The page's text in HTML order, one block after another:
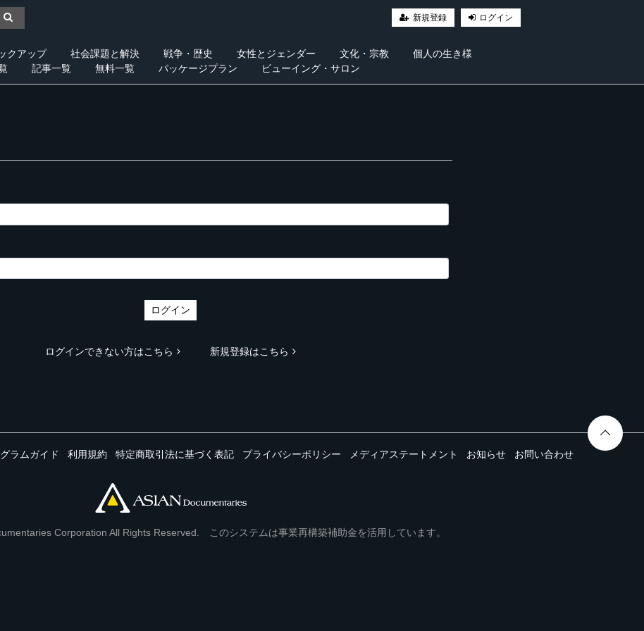
新規登録 ログイン
クアップ 社会課題と解決 戦争・歴史 女性とジェンダー 文化・宗教
個人の生き様
記事一覧 無料一覧 パッケージプラン ビューイング・サロン
ログイン
ログインできない方はこちら 新規登録はこちら
ラムガイド 利用規約 特定商取引法に基づく表記 プライバシーポリシー メディアステートメント お知らせ お問い合わせ
Corporation All Rights Reserved. このシステムは事業再構築補助金を活用しています。